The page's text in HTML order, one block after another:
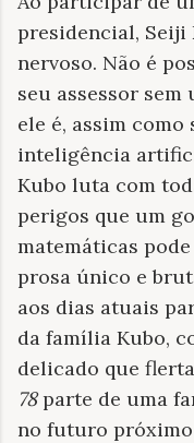
presidencial, Seiji
nervoso. Não é
seu assessor sem
ele é, assim
inteligência
Kubo luta com
perigos que um
matemáticas
prosa único e
aos dias atuais
da família Kubo,
delicado que
78parte de uma
no futuro